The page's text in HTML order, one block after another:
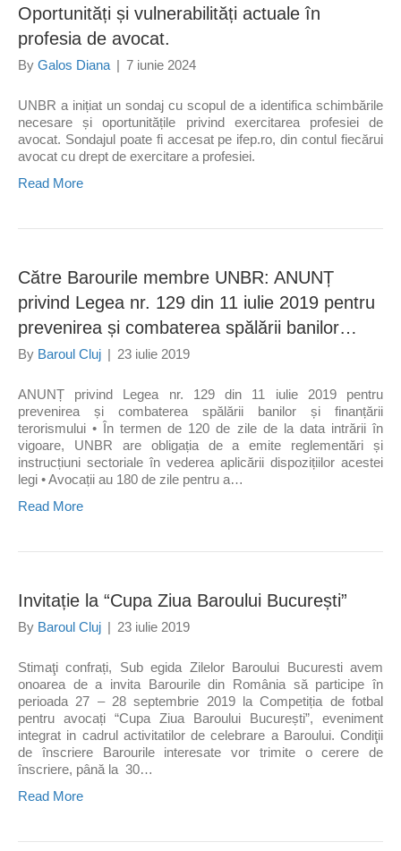
Oportunități și vulnerabilități actuale în
profesia de avocat.
By Galos Diana | 7 iunie 2024
UNBR a inițiat un sondaj cu scopul de a identifica schimbările
necesare și oportunitățile privind exercitarea profesiei de
avocat. Sondajul poate fi accesat pe ifep.ro, din contul fiecărui
avocat cu drept de exercitare a profesiei.
Read More
Către Barourile membre UNBR: ANUNȚ
privind Legea nr. 129 din 11 iulie 2019 pentru
prevenirea și combaterea spălării banilor…
By Baroul Cluj | 23 iulie 2019
ANUNȚ privind Legea nr. 129 din 11 iulie 2019 pentru
prevenirea și combaterea spălării banilor și finanțării
terorismului • În termen de 120 de zile de la data intrării în
vigoare, UNBR are obligația de a emite reglementări și
instrucțiuni sectoriale în vederea aplicării dispozițiilor acestei
legi • Avocații au 180 de zile pentru a…
Read More
Invitație la “Cupa Ziua Baroului București”
By Baroul Cluj | 23 iulie 2019
Stimaţi confrați, Sub egida Zilelor Baroului Bucuresti avem
onoarea de a invita Barourile din România să participe în
perioada 27 – 28 septembrie 2019 la Competiția de fotbal
pentru avocați “Cupa Ziua Baroului București”, eveniment
integrat in cadrul activitatilor de celebrare a Baroului. Condiţii
de înscriere Barourile interesate vor trimite o cerere de
înscriere, până la 30…
Read More